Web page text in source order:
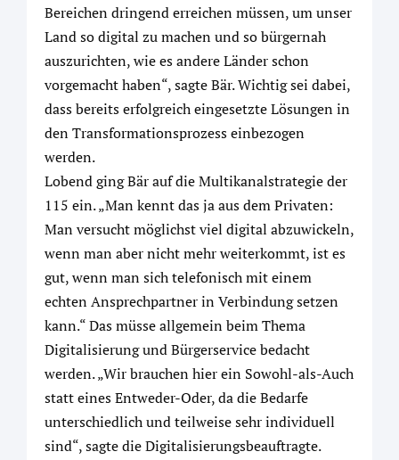
Bereichen dringend erreichen müssen, um unser
Land so digital zu machen und so bürgernah
auszurichten, wie es andere Länder schon
vorgemacht haben“, sagte Bär. Wichtig sei dabei,
dass bereits erfolgreich eingesetzte Lösungen in
den Transformationsprozess einbezogen
werden.
Lobend ging Bär auf die Multikanalstrategie der
115 ein. „Man kennt das ja aus dem Privaten:
Man versucht möglichst viel digital abzuwickeln,
wenn man aber nicht mehr weiterkommt, ist es
gut, wenn man sich telefonisch mit einem
echten Ansprechpartner in Verbindung setzen
kann.“ Das müsse allgemein beim Thema
Digitalisierung und Bürgerservice bedacht
werden. „Wir brauchen hier ein Sowohl-als-Auch
statt eines Entweder-Oder, da die Bedarfe
unterschiedlich und teilweise sehr individuell
sind“, sagte die Digitalisierungsbeauftragte.